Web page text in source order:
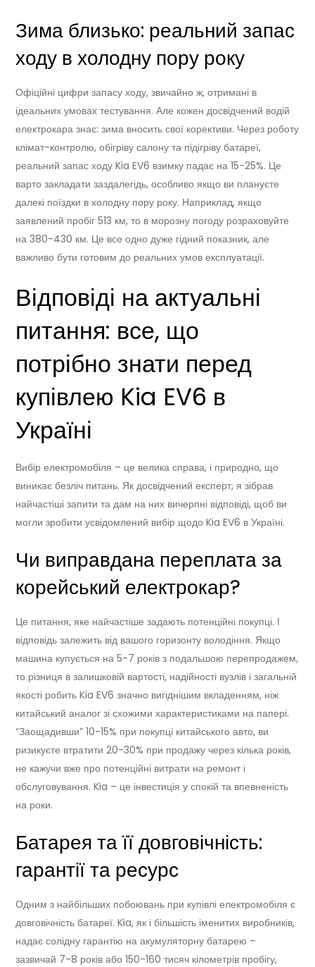
Зима близько: реальний запас
ходу в холодну пору року
Офіційні цифри запасу ходу, звичайно ж, отримані в
ідеальних умовах тестування. Але кожен досвідчений водій
електрокара знає: зима вносить свої корективи. Через роботу
клімат-контролю, обігріву салону та підігріву батареї,
реальний запас ходу Kia EV6 взимку падає на 15-25%. Це
варто закладати заздалегідь, особливо якщо ви плануєте
далекі поїздки в холодну пору року. Наприклад, якщо
заявлений пробіг 513 км, то в морозну погоду розраховуйте
на 380-430 км. Це все одно дуже гідний показник, але
важливо бути готовим до реальних умов експлуатації.
Відповіді на актуальні
питання: все, що
потрібно знати перед
купівлею Kia EV6 в
Україні
Вибір електромобіля – це велика справа, і природно, що
виникає безліч питань. Як досвідчений експерт, я зібрав
найчастіші запити та дам на них вичерпні відповіді, щоб ви
могли зробити усвідомлений вибір щодо Kia EV6 в Україні.
Чи виправдана переплата за
корейський електрокар?
Це питання, яке найчастіше задають потенційні покупці. І
відповідь залежить від вашого горизонту володіння. Якщо
машина купується на 5-7 років з подальшою перепродажем,
то різниця в залишковій вартості, надійності вузлів і загальній
якості робить Kia EV6 значно вигіднішим вкладенням, ніж
китайський аналог зі схожими характеристиками на папері.
“Заощадивши” 10-15% при покупці китайського авто, ви
ризикуєте втратити 20-30% при продажу через кілька років,
не кажучи вже про потенційні витрати на ремонт і
обслуговування. Kia – це інвестиція у спокій та впевненість
на роки.
Батарея та її довговічність:
гарантії та ресурс
Одним з найбільших побоювань при купівлі електромобіля є
довговічність батареї. Kia, як і більшість іменитих виробників,
надає солідну гарантію на акумуляторну батарею –
зазвичай 7-8 років або 150-160 тисяч кілометрів пробігу,